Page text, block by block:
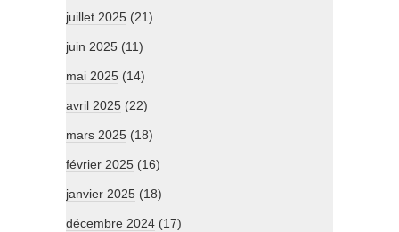
juillet 2025 (21)
juin 2025 (11)
mai 2025 (14)
avril 2025 (22)
mars 2025 (18)
février 2025 (16)
janvier 2025 (18)
décembre 2024 (17)